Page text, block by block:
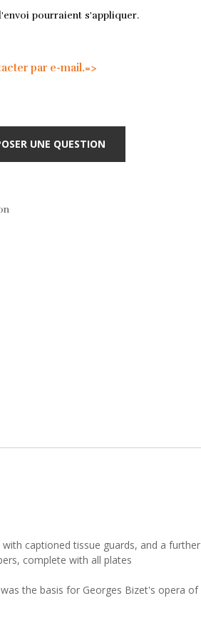
pourraient s'appliquer.
par e-mail.=>
UNE QUESTION
captioned tissue guards, and a further
complete with all plates
the basis for Georges Bizet's opera of